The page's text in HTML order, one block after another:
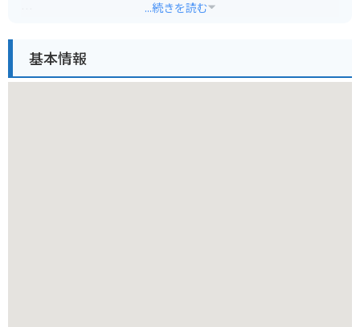
したり、遊歩道を散歩したりするのもおすすめです。夕暮れ時
には、瀬戸内海に沈む夕陽を眺めることができ、ロマンチック
...続きを読む
基本情報